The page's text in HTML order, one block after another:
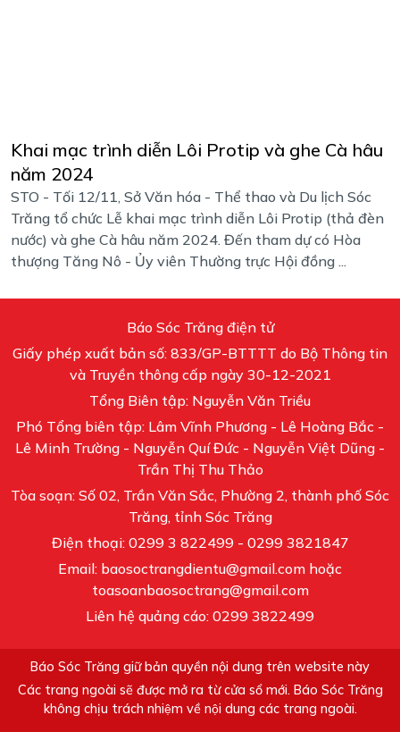
Khai mạc trình diễn Lôi Protip và ghe Cà hâu
năm 2024
STO - Tối 12/11, Sở Văn hóa -​​​​​​​ Thể thao và Du lịch Sóc
Trăng tổ chức Lễ khai mạc trình diễn Lôi Protip (thả đèn
nước) và ghe Cà hâu năm 2024. Đến tham dự có Hòa
thượng Tăng Nô - Ủy viên Thường trực Hội đồng ...
Báo Sóc Trăng điện tử
Giấy phép xuất bản số: 833/GP-BTTTT do Bộ Thông tin
và Truyền thông cấp ngày 30-12-2021
Tổng Biên tập: Nguyễn Văn Triều
Phó Tổng biên tập: Lâm Vĩnh Phương - Lê Hoàng Bắc -
Lê Minh Trường - Nguyễn Quí Đức - Nguyễn Việt Dũng -
Trần Thị Thu Thảo
Tòa soạn: Số 02, Trần Văn Sắc, Phường 2, thành phố Sóc
Trăng, tỉnh Sóc Trăng
Điện thoại: 0299 3 822499 - 0299 3821847
Email: baosoctrangdientu@gmail.com hoặc
toasoanbaosoctrang@gmail.com
Liên hệ quảng cáo: 0299 3822499
Báo Sóc Trăng giữ bản quyền nội dung trên website này
Các trang ngoài sẽ được mở ra từ cửa sổ mới. Báo Sóc Trăng
không chịu trách nhiệm về nội dung các trang ngoài.